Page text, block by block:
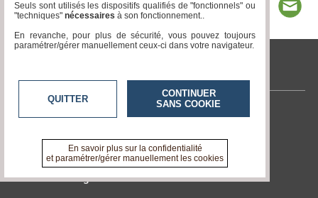
www.acteurs-locaux.fr
Contactez-nous
A propos de www.acteurs-locaux.fr
Devenir délégué
Seuls sont utilisés les dispositifs qualifiés de "fonctionnels" ou
"techniques" nécessaires à son fonctionnement..
En revanche, pour plus de sécurité, vous pouvez toujours
paramétrer/gérer manuellement ceux-ci dans votre navigateur.
QUITTER
CONTINUER
SANS COOKIE
En savoir plus sur la confidentialité
et paramétrer/gérer manuellement les cookies